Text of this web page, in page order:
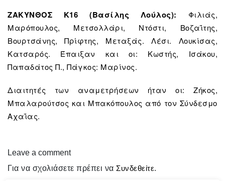
ΖΑΚΥΝΘΟΣ Κ16 (Βασίλης Λούλος): Φιλιάς,
Μαρόπουλος, Μετσολλάρι, Ντόστι, Βοζαΐτης,
Βουρτσάνης, Πρίφτης, Μεταξάς. Λέσι. Λουκίσας,
Κατσαρός. Έπαιξαν και οι: Κωστής, Ισάκου,
Παπαδάτος Π., Πάγκος: Μαρίνος.
Διαιτητές των αναμετρήσεων ήταν οι: Ζήκος,
Μπαλαρούτσος και Μπακόπουλος από τον Σύνδεσμο
Αχαΐας.
Leave a comment
Για να σχολιάσετε πρέπει να Συνδεθείτε.